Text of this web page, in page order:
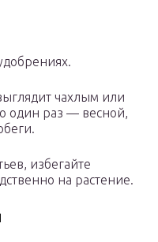
чахлым или
один раз — весной,
избегайте
на растение.